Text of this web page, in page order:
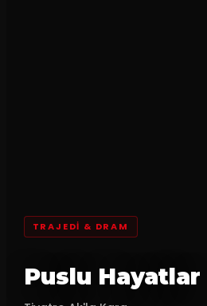
TRAJEDI & DRAM
Puslu Hayatlar